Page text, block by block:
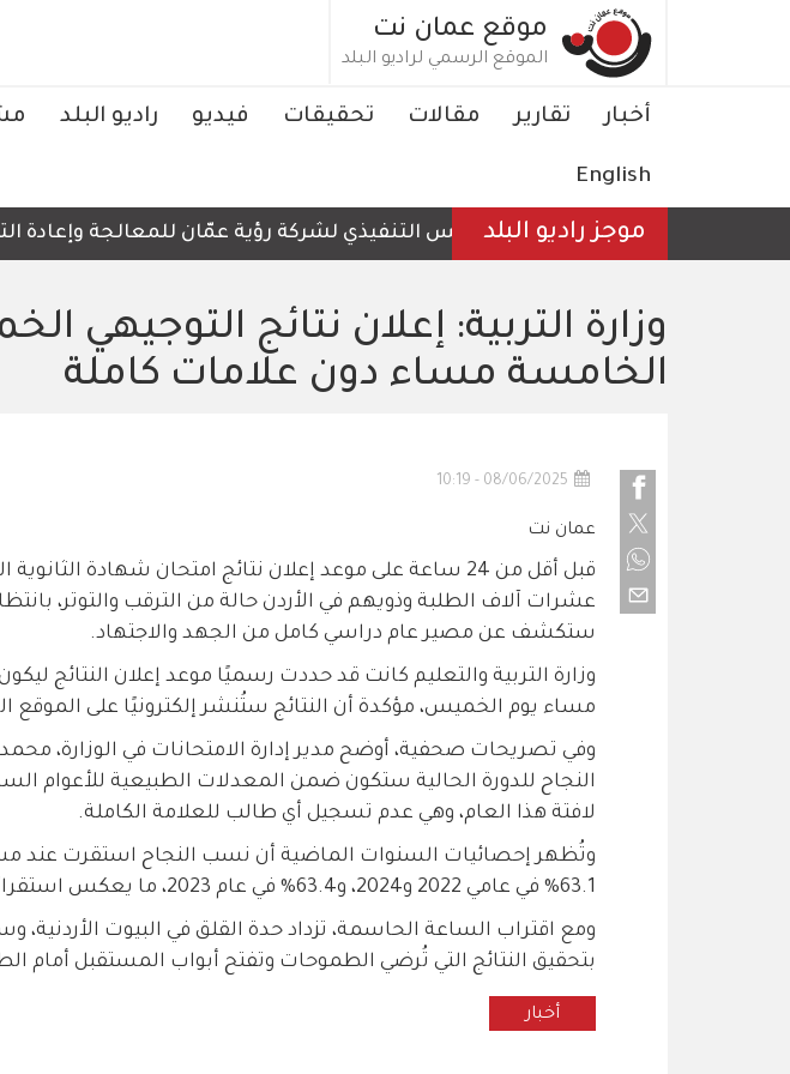
موقع عمان نت
الموقع الرسمي لراديو البلد
Main
أخبار تقارير مقالات تحقيقات فيديو راديو البلد
English
موجز راديو البلدالرئيس التنفيذي لشركة رؤية عمّان للمعالجة وإعادة
وزارة التربية: إعلان نتائج التوجيهي
الخامسة مساء دون علامات كاملة
08/06/2025 - 10:19
عمان نت
قبل أقل من 24 ساعة على موعد إعلان نتائج امتحان شهادة
عشرات آلاف الطلبة وذويهم في الأردن حالة من الترقب والتوتر،
ستكشف عن مصير عام دراسي كامل من الجهد والاجتهاد.
وزارة التربية والتعليم كانت قد حددت رسميًا موعد إعلان النتائج
مساء يوم الخميس، مؤكدة أن النتائج ستُنشر إلكترونيًا على الموقع
وفي تصريحات صحفية، أوضح مدير إدارة الامتحانات في الوزارة،
النجاح للدورة الحالية ستكون ضمن المعدلات الطبيعية للأعوام
لافتة هذا العام، وهي عدم تسجيل أي طالب للعلامة الكاملة.
وتُظهر إحصائيات السنوات الماضية أن نسب النجاح استقرت عند
63.1% في عامي 2022 و2024، و63.4% في عام 2023، ما يعكس استقرارًا نسبيًا في أداء الطلبة.
ومع اقتراب الساعة الحاسمة، تزداد حدة القلق في البيوت الأردنية،
بتحقيق النتائج التي تُرضي الطموحات وتفتح أبواب المستقبل أمام
أخبار